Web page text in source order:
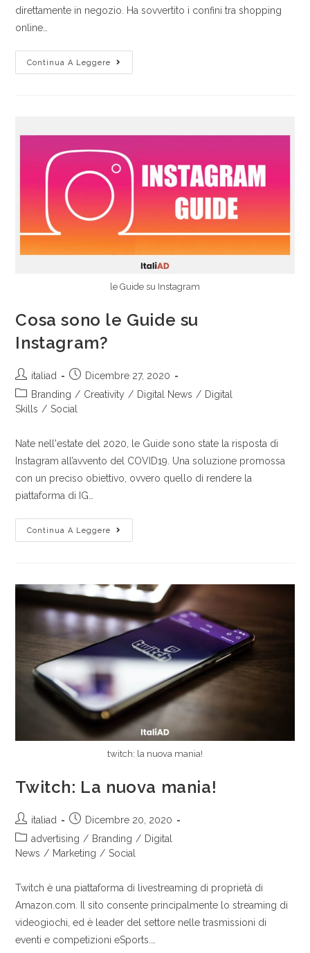
direttamente in negozio. Ha sovvertito i confini tra shopping
online…
Continua A Leggere
le Guide su Instagram
Cosa sono le Guide su
Instagram?
italiad
Dicembre 27, 2020
Branding / Creativity / Digital News / Digital
Skills / Social
Nate nell'estate del 2020, le Guide sono state la risposta di
Instagram all’avvento del COVID19. Una soluzione promossa
con un preciso obiettivo, ovvero quello di rendere la
piattaforma di IG…
Continua A Leggere
twitch: la nuova mania!
Twitch: La nuova mania!
italiad
Dicembre 20, 2020
advertising / Branding / Digital
News / Marketing / Social
Twitch è una piattaforma di livestreaming di proprietà di
Amazon.com. Il sito consente principalmente lo streaming di
videogiochi, ed è leader del settore nelle trasmissioni di
eventi e competizioni eSports.…